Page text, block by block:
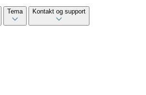
Tema Kontakt og support